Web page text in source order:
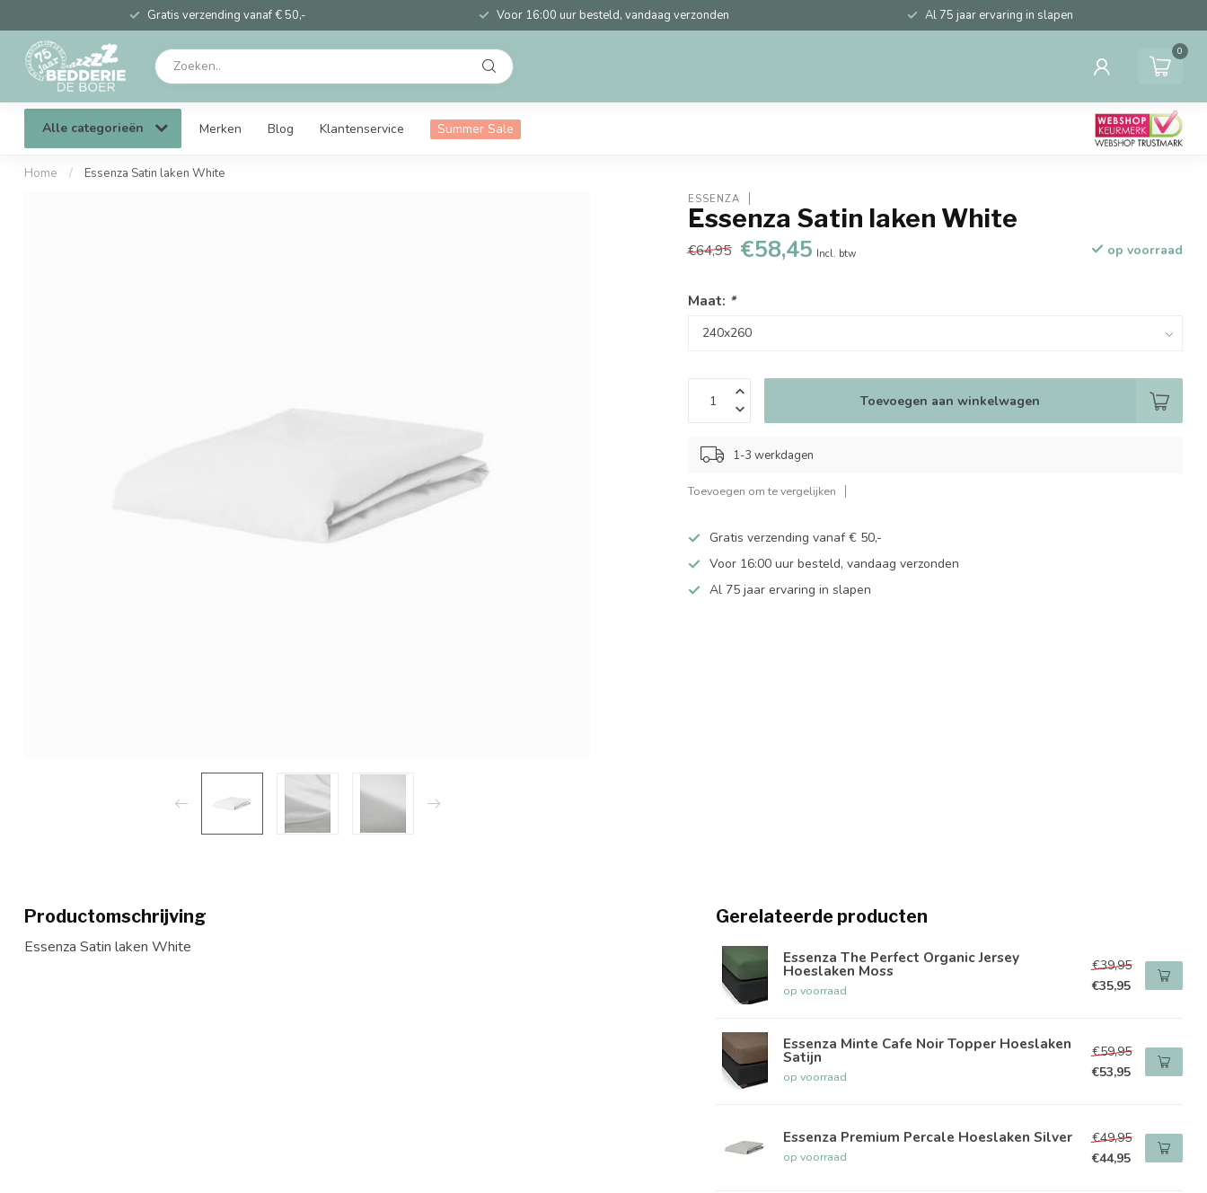
Gratis verzending vanaf € 50,- Voor 16:00 uur besteld, vandaag verzonden Al 75 jaar ervaring in slapen
0
Alle categorieën Merken Blog Klantenservice Summer Sale
Home / Essenza Satin laken White
ESSENZA
Essenza Satin laken White
€64,95 €58,45 Incl. btw op voorraad
Maat: *
Toevoegen aan winkelwagen
1-3 werkdagen
Toevoegen om te vergelijken
Gratis verzending vanaf € 50,-
Voor 16:00 uur besteld, vandaag verzonden
Al 75 jaar ervaring in slapen
Productomschrijving
Essenza Satin laken White
Gerelateerde producten
Essenza The Perfect Organic Jersey
Hoeslaken Moss
op voorraad
€39,95
€35,95
Essenza Minte Cafe Noir Topper Hoeslaken
Satijn
op voorraad
€59,95
€53,95
Essenza Premium Percale Hoeslaken Silver
op voorraad
€49,95
€44,95